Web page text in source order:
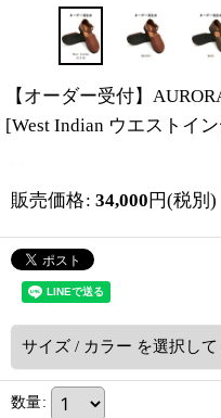
【オーダー受付】
[West Indian ウエストイ
販売価格: 34,000 円(税別)
サイズ / カラー を選択し
数量: